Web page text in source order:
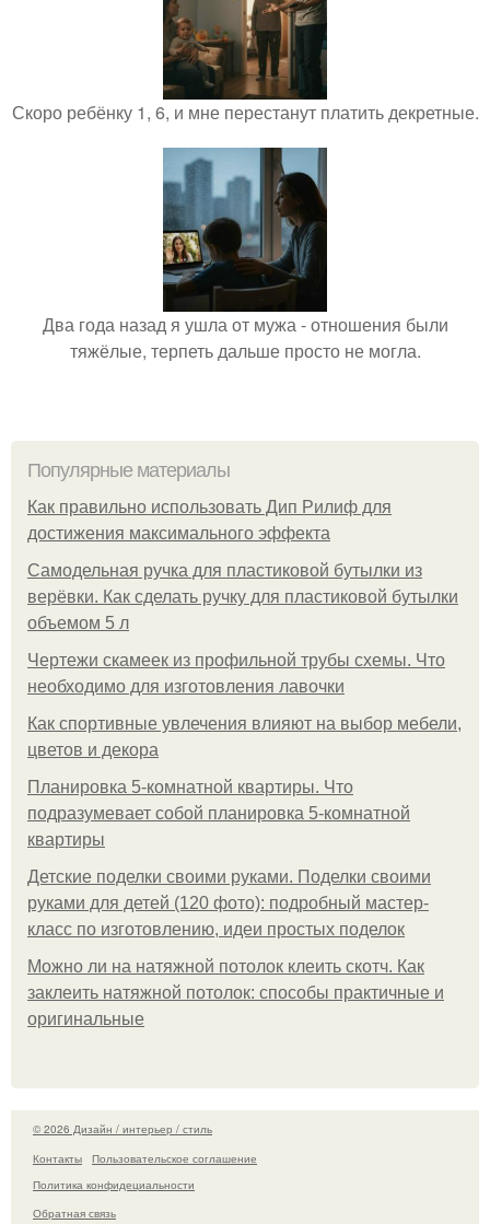
Скоро ребёнку 1, 6, и мне перестанут платить декретные.
Два года назад я ушла от мужа - отношения были
тяжёлые, терпеть дальше просто не могла.
Популярные материалы
Как правильно использовать Дип Рилиф для
достижения максимального эффекта
Самодельная ручка для пластиковой бутылки из
верёвки. Как сделать ручку для пластиковой бутылки
объемом 5 л
Чертежи скамеек из профильной трубы схемы. Что
необходимо для изготовления лавочки
Как спортивные увлечения влияют на выбор мебели,
цветов и декора
Планировка 5-комнатной квартиры. Что
подразумевает собой планировка 5-комнатной
квартиры
Детские поделки своими руками. Поделки своими
руками для детей (120 фото): подробный мастер-
класс по изготовлению, идеи простых поделок
Можно ли на натяжной потолок клеить скотч. Как
заклеить натяжной потолок: способы практичные и
оригинальные
© 2026 Дизайн / интерьер / стиль
Контакты
Пользовательское соглашение
Политика конфидециальности
Обратная связь